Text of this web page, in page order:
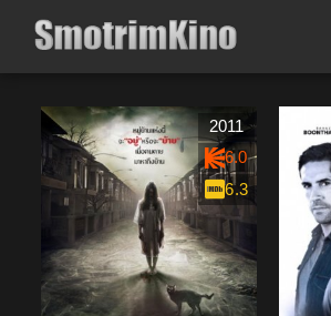
2011
6.0
6.3